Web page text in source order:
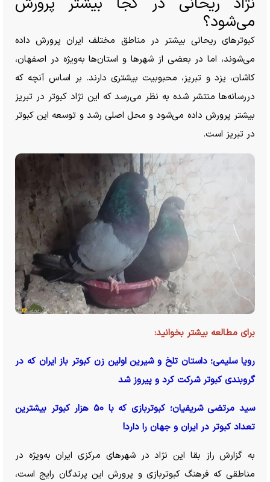
می‌شود؟
کبوتر‌های ریحانی بیشتر در مناطق مختلف ایران پرورش داده
می‌شوند، اما در بعضی از شهر‌ها و استان‌ها به‌ویژه در اصفهان،
کاشان، یزد و تبریز، محبوبیت بیشتری دارند. بر اساس آنچه که
دررسانه‌ها منتشر شده به نظر می‌رسد که این نژاد کبوتر در تبریز
بیشتر پرورش داده می‌شود و محل اصلی رشد و توسعه این کبوتر
در تبریز است.
برای مطالعه بیشتر بخوانید:
رویا سلیمی؛ داستان تلخ و شیرین اولین زن کبوتر باز ایران که در
گروبندی کبوتر شرکت کرد و پیروز شد
سید مرتضی شریفیان؛ کبوتربازی که با ۵۰ هزار کبوتر بیشترین
تعداد کبوتر در ایران و جهان را دارد!
به گزارش راز بقا این نژاد در شهر‌های مرکزی ایران به‌ویژه در
مناطقی که فرهنگ کبوتربازی و پرورش این پرندگان رایج است،